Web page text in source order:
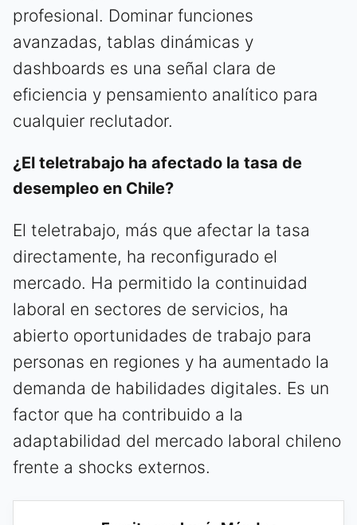
profesional. Dominar funciones
avanzadas, tablas dinámicas y
dashboards es una señal clara de
eficiencia y pensamiento analítico para
cualquier reclutador.
¿El teletrabajo ha afectado la tasa de
desempleo en Chile?
El teletrabajo, más que afectar la tasa
directamente, ha reconfigurado el
mercado. Ha permitido la continuidad
laboral en sectores de servicios, ha
abierto oportunidades de trabajo para
personas en regiones y ha aumentado la
demanda de habilidades digitales. Es un
factor que ha contribuido a la
adaptabilidad del mercado laboral chileno
frente a shocks externos.